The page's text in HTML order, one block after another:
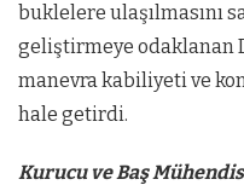
buklelere ulaşılmasını
geliştirmeye odaklanan
manevra kabiliyeti ve
hale getirdi.
Kurucu ve Baş